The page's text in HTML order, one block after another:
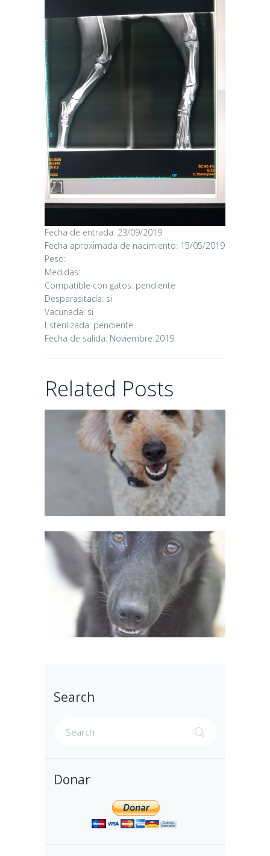
Fecha de entrada: 23/09/2019
Fecha aproximada de nacimiento: 15/05/2019
Peso:
Medidas:
Compatible con gatos: pendiente
Desparasitada: si
Vacunada: si
Esterilizada: pendiente
Fecha de salida: Noviembre 2019
Related Posts
CANDY
16/06/2026
02/06/2026
Search
Donar